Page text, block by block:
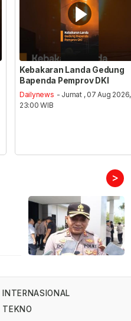
Kebakaran Landa Gedung
Bapenda Pemprov DKI
Dailynews - Jumat , 07 Aug 2026,
23:00 WIB
>
INTERNASIONAL
TEKNO